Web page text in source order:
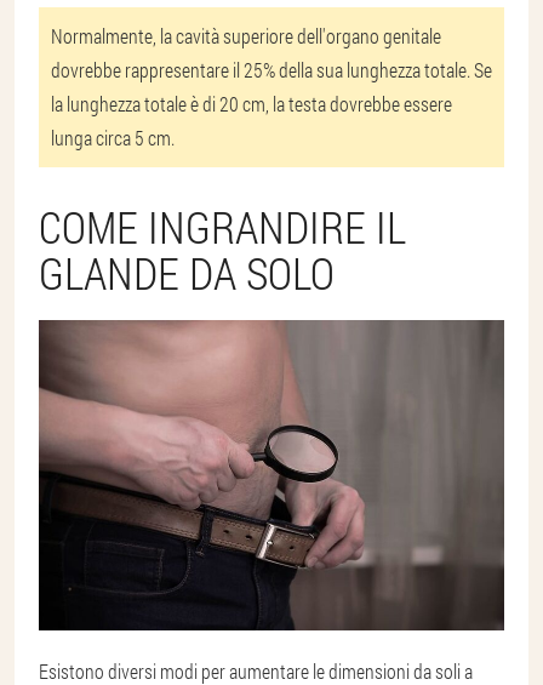
Normalmente, la cavità superiore dell'organo genitale
dovrebbe rappresentare il 25% della sua lunghezza totale. Se
la lunghezza totale è di 20 cm, la testa dovrebbe essere
lunga circa 5 cm.
COME INGRANDIRE IL
GLANDE DA SOLO
Esistono diversi modi per aumentare le dimensioni da soli a